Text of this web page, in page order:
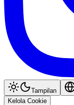
Tampilan
Kelola Cookie